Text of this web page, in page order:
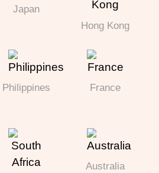
Japan
Hong Kong
Philippines France
Australia